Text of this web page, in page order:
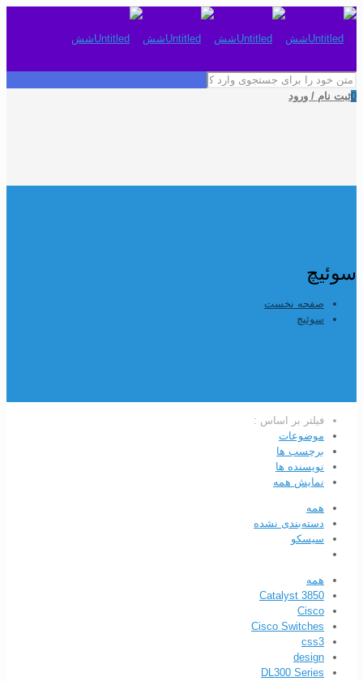
0ثبت نام / ورود
سوئیچ
صفحه نخست
سوئیچ
فیلتر بر اساس :
موضوعات
برچسب ها
نویسنده ها
نمایش همه
همه
دسته‌بندی نشده
سیسکو
همه
Catalyst 3850
Cisco
Cisco Switches
css3
design
DL300 Series